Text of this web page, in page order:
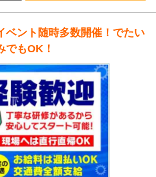
ベント随時多数開催！でたい
もOK！